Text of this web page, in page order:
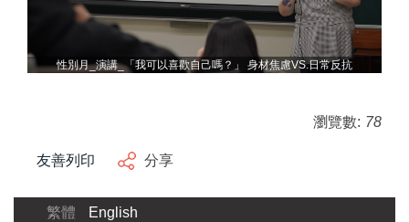
性別月_演講_「我可以喜歡自己嗎？」 身材焦慮VS.日常反抗
瀏覽數: 78
友善列印 分享
繁體 English